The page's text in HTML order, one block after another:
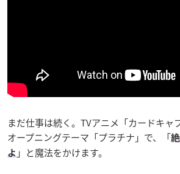
まだ仕事は続く。TVアニメ「カードキャ
オープニングテーマ「プラチナ」で、「
よ 」と魔法をかけます。